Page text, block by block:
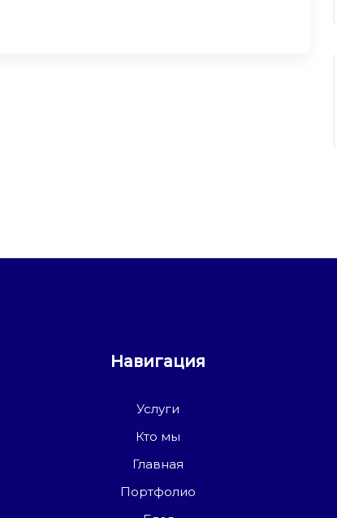
Навигация
Услуги
Кто мы
Главная
Портфолио